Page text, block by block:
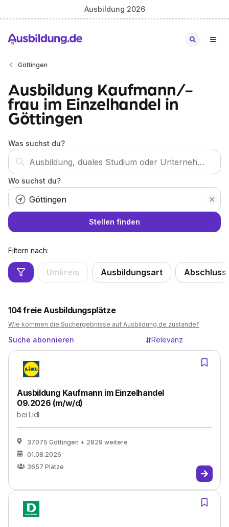
Ausbildung 2026
Göttingen
Ausbildung Kaufmann/-
frau im Einzelhandel in
Göttingen
Was suchst du?
Wo suchst du?
Stellen finden
Filtern nach:
Umkreis Ausbildungsart Abschluss
104freie Ausbildungsplätze
Wie kommen die Suchergebnisse auf Ausbildung.de zustande?
Suche abonnieren Relevanz
Ausbildung Kaufmann im Einzelhandel
09.2026 (m/w/d)
beiLidl
37075 Göttingen + 2829 weitere
01.08.2026
3657 Plätze